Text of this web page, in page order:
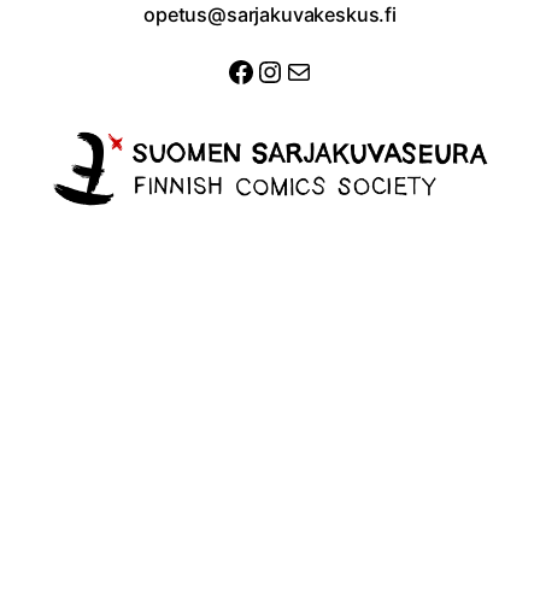
opetus@sarjakuvakeskus.fi
Facebook
Instagram
Sähköposti